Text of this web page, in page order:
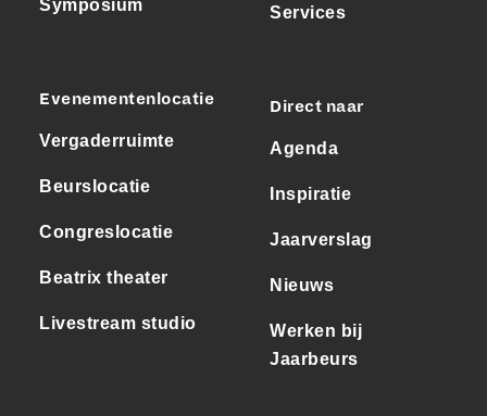
Symposium
Evenementenlocatie
Vergaderruimte
Beurslocatie
Congreslocatie
Beatrix theater
Livestream studio
Services
Direct naar
Agenda
Inspiratie
Jaarverslag
Nieuws
Werken bij
Jaarbeurs